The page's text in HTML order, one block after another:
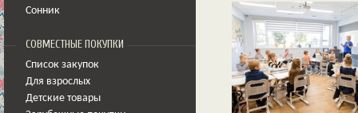
Сонник
СОВМЕСТНЫЕ ПОКУПКИ
Список закупок
Для взрослых
Детские товары